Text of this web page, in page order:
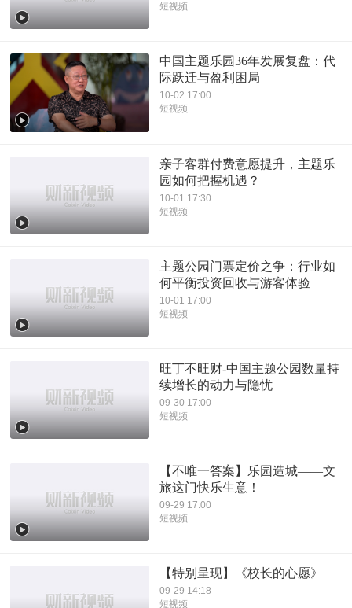
短视频
中国主题乐园36年发展复盘：代
际跃迁与盈利困局
10-02 17:00
短视频
亲子客群付费意愿提升，主题乐
园如何把握机遇？
10-01 17:30
短视频
主题公园门票定价之争：行业如
何平衡投资回收与游客体验
10-01 17:00
短视频
旺丁不旺财-中国主题公园数量持
续增长的动力与隐忧
09-30 17:00
短视频
【不唯一答案】乐园造城——文
旅这门快乐生意！
09-29 17:00
短视频
【特别呈现】《校长的心愿》
09-29 14:18
短视频